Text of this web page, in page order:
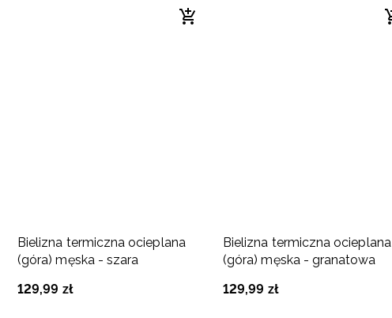
Bielizna termiczna ocieplana
(góra) męska - szara
129,99 zł
Bielizna termiczna ocieplana
(góra) męska - granatowa
129,99 zł